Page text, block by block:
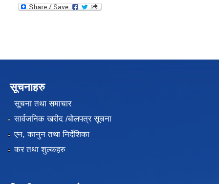
सूचनाहरु
सूचना तथा समाचार
सार्वजनिक खरीद /बोलपत्र सूचना
एन, कानुन तथा निर्देशिका
कर तथा शुल्कहरु